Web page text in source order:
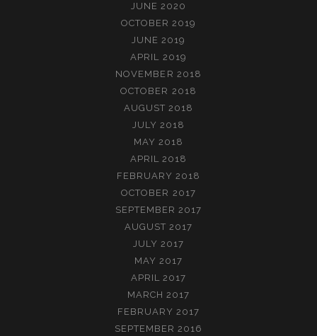
JUNE 2020
OCTOBER 2019
JUNE 2019
APRIL 2019
NOVEMBER 2018
OCTOBER 2018
AUGUST 2018
JULY 2018
MAY 2018
APRIL 2018
FEBRUARY 2018
OCTOBER 2017
SEPTEMBER 2017
AUGUST 2017
JULY 2017
MAY 2017
APRIL 2017
MARCH 2017
FEBRUARY 2017
SEPTEMBER 2016